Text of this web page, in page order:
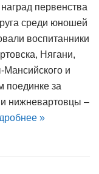
первенства
среди юношей
воспитанники
Нягани,
и
поединке за
нижневартовцы –
»